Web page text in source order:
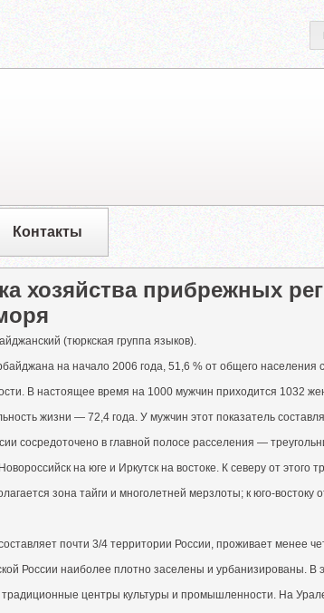
Контакты
хозяйства прибрежных
(тюркская группа языков).
на начало 2006 года, 51,6 % от общего населения
В настоящее время на 1000 мужчин приходится 1032
жизни — 72,4 года. У мужчин этот показатель
сосредоточено в главной полосе расселения —
на юге и Иркутск на востоке. К северу от этого
зона тайги и многолетней мерзлоты; к юго-
почти 3/4 территории России, проживает менее
России наиболее плотно заселены и урбанизированы. В
центры культуры и промышленности. На